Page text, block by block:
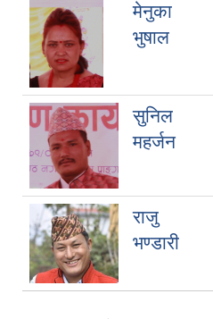
मेनुका
भुषाल
सुनिल
महर्जन
राजु
भण्डारी